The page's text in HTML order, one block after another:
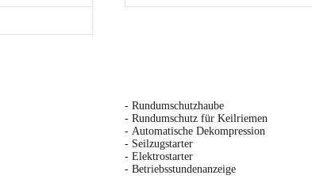
- Rundumschutzhaube
- Rundumschutz für Keilriemen
- Automatische Dekompression
- Seilzugstarter
- Elektrostarter
- Betriebsstundenanzeige